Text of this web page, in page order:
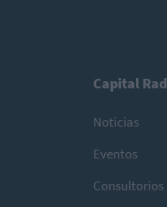
Capital
Noticias
Eventos
Consultorios